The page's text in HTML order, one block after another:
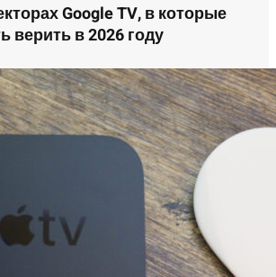
Google TV, в которые
верить в 2026 году